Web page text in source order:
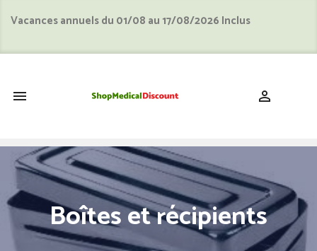
Vacances annuels du 01/08 au 17/08/2026 Inclus
 
Boîtes et récipients